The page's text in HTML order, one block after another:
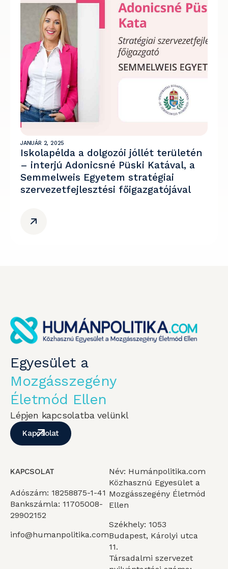
JANUÁR 2, 2025
Iskolapélda a dolgozói jóllét területén
– interjú Adonicsné Püski Katával, a
Semmelweis Egyetem stratégiai
szervezetfejlesztési főigazgatójával
Egyesület a
Mozgásszegény
Életmód Ellen
Lépjen kapcsolatba velünkl
Kapcsolat
KAPCSOLAT
Adószám: 18258875-1-41
Bankszámla: 11705008-
29902152
info@humanpolitika.com
Név: Humánpolitika.com
Közhasznú Egyesület a
Mozgásszegény Életmód
Ellen
Székhely: 1053
Budapest, Károlyi utca
11.
Társadalmi szervezet